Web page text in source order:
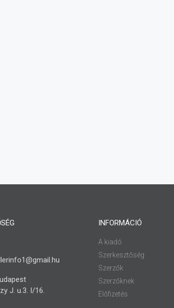
J. u.3. I/16.
INFORMÁCIÓ
A kiadó
Szerkesztőség
Szerzők
Szerzőknek
Előfizetés